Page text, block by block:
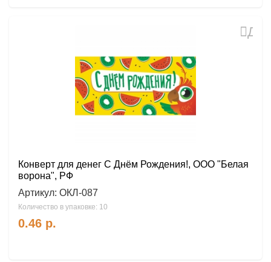
Конверт для денег С Днём Рождения!, ООО "Белая
ворона", РФ
Артикул: ОКЛ-087
Количество в упаковке: 10
0.46 р.